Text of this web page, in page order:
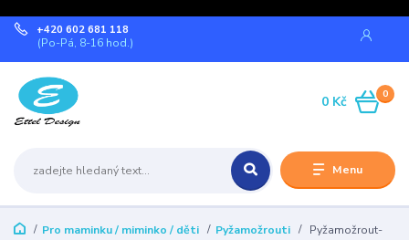
Menu
+420 602 681 118
(Po-Pá, 8-16 hod.)
0
0 Kč
Pro maminku / miminko / děti Pyžamožrouti
Pyžamožrout-